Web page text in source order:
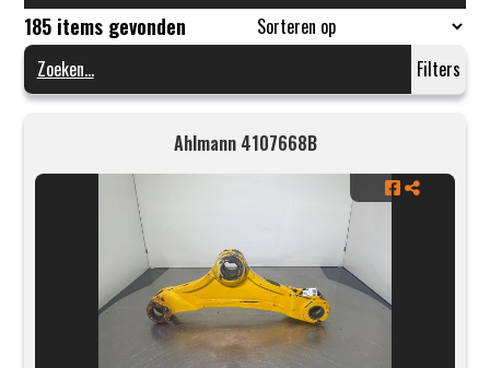
185 items gevonden
Filters
Ahlmann 4107668B